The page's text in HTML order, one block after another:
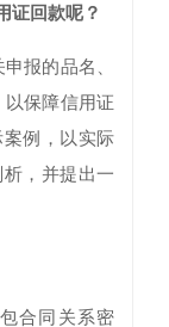
证回款呢？
报的品名、
保障信用证
例，以实际
，并提出一
合同关系密